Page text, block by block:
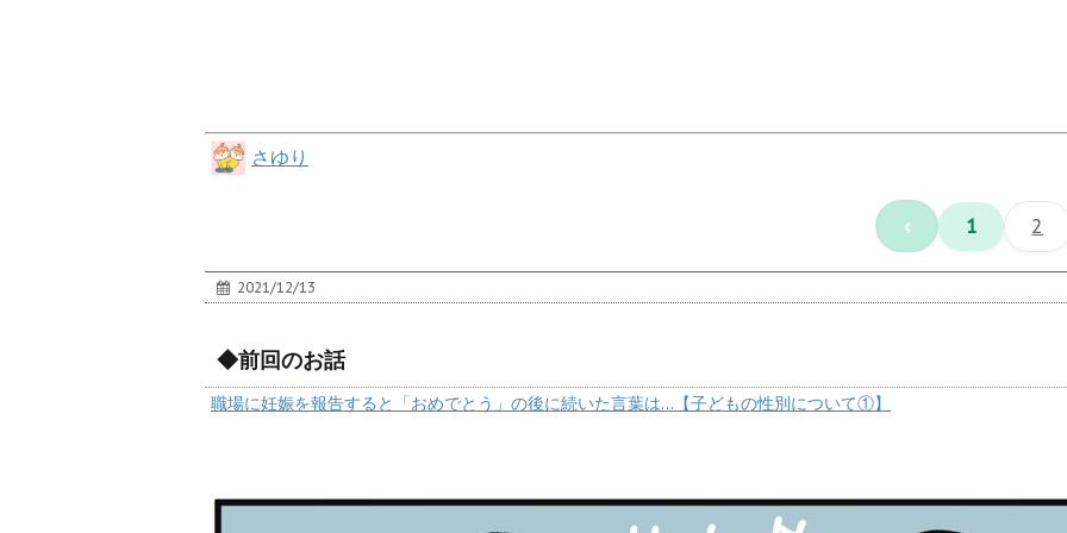
さゆり
‹ 1 2
2021/12/13
◆前回のお話
職場に妊娠を報告すると「おめでとう」の後に続いた言葉は…【子どもの性別について①】